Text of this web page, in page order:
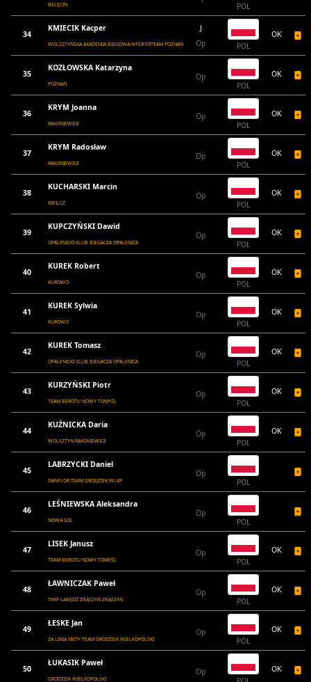
BELĘCIN
POL
34
KMIECIK Kacper
WOLSZTYŃSKA AKADEMIA BIEGOWA/#FEIFERTEAM POZNAŃ
J
Op
POL
OK
35
KOZŁOWSKA Katarzyna
POZNAŃ
Op
POL
OK
36
KRYM Joanna
RAKONIEWICE
Op
POL
OK
37
KRYM Radosław
RAKONIEWICE
Op
POL
OK
38
KUCHARSKI Marcin
KWILCZ
Op
POL
OK
39
KUPCZYŃSKI Dawid
OPALENICKI KLUB BIEGACZA OPALENICA
Op
POL
OK
40
KUREK Robert
KUROWO
Op
POL
OK
41
KUREK Sylwia
KUROWO
Op
POL
OK
42
KUREK Tomasz
OPALENICKI KLUB BIEGACZA OPALENICA
Op
POL
OK
43
KURZYŃSKI Piotr
TEAM BEROTU NOWY TOMYŚL
Op
POL
OK
44
KUŹNICKA Daria
WOLSZTYN RAKONIEWICE
Op
POL
OK
45
LABRZYCKI Daniel
DANFLOR TEAM GRODZISK WLKP
Op
POL
46
LEŚNIEWSKA Aleksandra
NOWA SÓL
Op
POL
47
LISEK Janusz
TEAM BEROTU NOWY TOMYŚL
Op
POL
OK
48
ŁAWNICZAK Paweł
TKKF ŁABĘDŹ ZBĄSZYŃ ZBĄSZYŃ
Op
POL
OK
49
ŁESKE Jan
ZA LINIĄ METY TEAM GRODZISK WIELKOPOLSKI
Op
POL
OK
50
ŁUKASIK Paweł
GRODZISK WIELKOPOLSKI
Op
OK